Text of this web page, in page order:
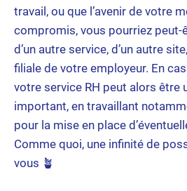
travail, ou que l’avenir de votre
compromis, vous pourriez peut-
d’un autre service, d’un autre
filiale de votre employeur. En
votre service RH peut alors être
important, en travaillant
pour la mise en place
Comme quoi, une infinité de
vous 🪴